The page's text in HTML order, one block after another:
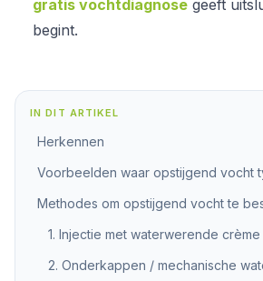
gratis vochtdiagnose geeft
begint.
IN DIT ARTIKEL
Herkennen
Voorbeelden waar opstijgend vocht
Methodes om opstijgend vocht te
1. Injectie met waterwerende
2. Onderkappen / mechanische